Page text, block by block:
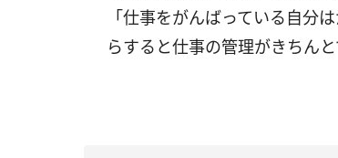
「仕事をがんばっている自分
らすると仕事の管理がきちん